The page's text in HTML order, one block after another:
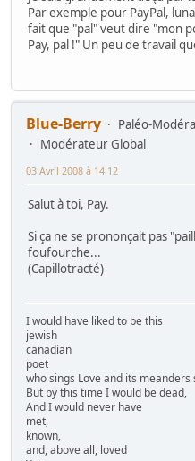
Par exemple pour PayPal,
fait que "pal" veut dire "mon
Pay, pal !" Un peu de travail
Blue-Berry
Paléo-
Modérateur Global
03 Avril 2008 à 14:12
Salut à toi, Pay.
Si ça ne se prononçait pas
foufourche...
(Capillotracté)
I would have liked to be this
jewish
canadian
poet
who sings Love and its meanders
But by this time I would be dead,
And I would never have
met,
known,
and, above all, loved